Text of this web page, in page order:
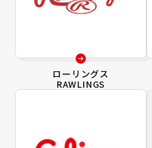
ローリングス
RAWLINGS